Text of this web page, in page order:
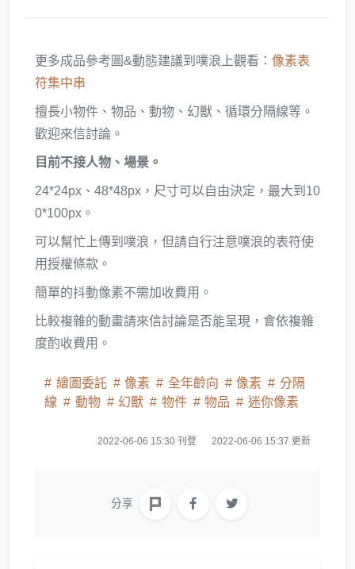
更多成品參考圖&動態建議到噗浪上觀看： 像素表
符集中串
擅長小物件、物品、動物、幻獸、循環分隔線等。
歡迎來信討論。
目前不接人物、場景。
24*24px、48*48px，尺寸可以自由決定，最大到10
0*100px。
可以幫忙上傳到噗浪，但請自行注意噗浪的表符使
用授權條款。
簡單的抖動像素不需加收費用。
比較複雜的動畫請來信討論是否能呈現，會依複雜
度酌收費用。
繪圖委託 像素 全年齡向 像素
分隔
線
動物 幻獸 物件 物品 迷你像素
2022-06-06 15:30 刊登 2022-06-06 15:37 更新
分享